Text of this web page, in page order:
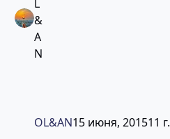
OL&AN15 июня, 201511 г.